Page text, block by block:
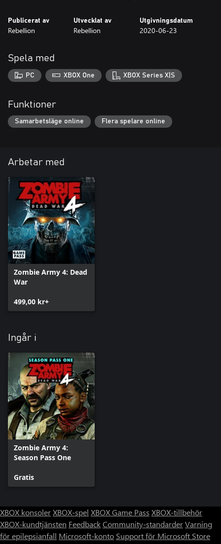
Publicerat av
Rebellion
Utvecklat av
Rebellion
Utgivningsdatum
2020-06-23
Spela med
PC XBOX One XBOX Series X|S
Funktioner
Samarbetsläge online Flera spelare online
Arbetar med
Zombie Army 4: Dead
War
499,00 kr+
Ingår i
Zombie Army 4:
Season Pass One
Gratis
XBOX konsolerXBOX-spel XBOX Game Pass XBOX-tillbehör
XBOX-kundtjänsten FeedbackCommunity-standarderVarning
för epilepsianfall Microsoft-konto Support för Microsoft Store